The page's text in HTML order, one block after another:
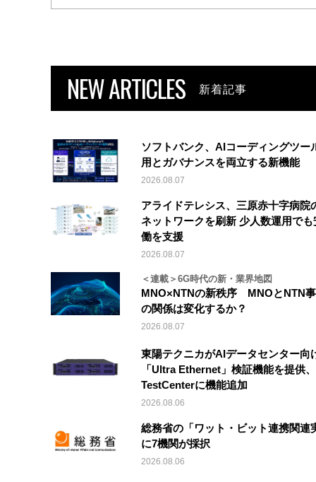
NEW ARTICLES 新着記事
ソフトバンク、AIコーディングツー
用とガバナンスを両立する新機能
2026.08.07
アライドテレシス、三原赤十字病院
ネットワークを刷新 少人数運用でも
働を支援
2026.08.07
＜連載＞6G時代の新・業界地図
MNO×NTNの新秩序 MNOとNTN
の関係は変化するか？
2026.08.07
東陽テクニカがAIデータセンター向
「Ultra Ethernet」検証機能を提供
TestCenterに機能追加
2026.08.06
総務省の「ワット・ビット連携関連
に7機関が採択
2026.08.06